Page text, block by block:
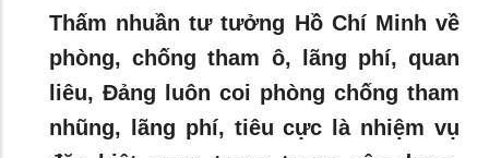
Thấm nhuần tư tưởng Hồ Chí Minh về
phòng, chống tham ô, lãng phí, quan
liêu, Đảng luôn coi phòng chống tham
nhũng, lãng phí, tiêu cực là nhiệm vụ